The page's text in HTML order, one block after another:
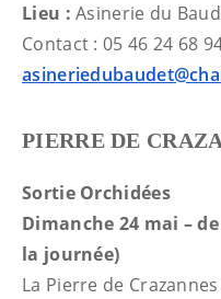
Lieu : Asinerie du
Contact : 05 46 24 68
PIERRE DE
Sortie Orchidées
Dimanche 24 mai –
la journée)
La Pierre de